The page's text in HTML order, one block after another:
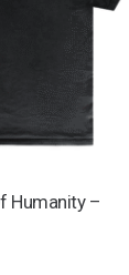
Humanity –